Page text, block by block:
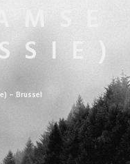
– Brussel